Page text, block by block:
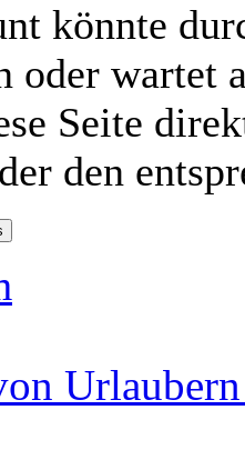
könnte
oder wartet
Seite
den